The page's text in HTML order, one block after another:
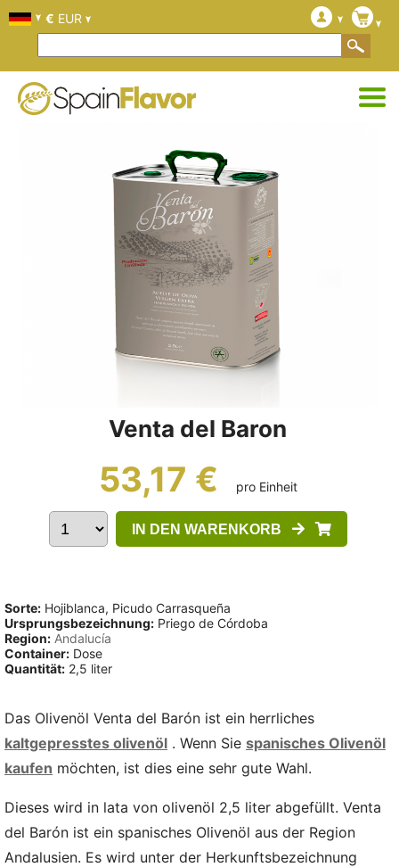
Venta del Baron
53,17 € pro Einheit
IN DEN WARENKORB
Sorte: Hojiblanca, Picudo Carrasqueña
Ursprungsbezeichnung: Priego de Córdoba
Region: Andalucía
Container: Dose
Quantität: 2,5 liter
Das Olivenöl Venta del Barón ist ein herrliches
kaltgepresstes olivenöl . Wenn Sie spanisches Olivenöl
kaufen möchten, ist dies eine sehr gute Wahl.
Dieses wird in lata von olivenöl 2,5 liter abgefüllt. Venta
del Barón ist ein spanisches Olivenöl aus der Region
Andalusien. Es wird unter der Herkunftsbezeichnung
€ EUR